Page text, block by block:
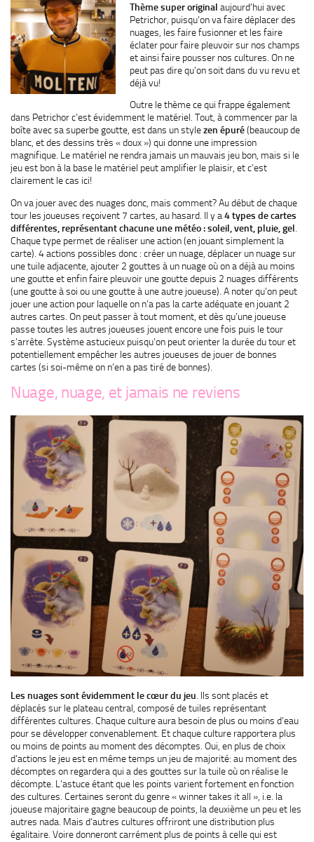
Thème super original aujourd’hui avec
Petrichor, puisqu’on va faire déplacer des
nuages, les faire fusionner et les faire
éclater pour faire pleuvoir sur nos champs
et ainsi faire pousser nos cultures. On ne
peut pas dire qu’on soit dans du vu revu et
déjà vu!
Outre le thème ce qui frappe également
dans Petrichor c’est évidemment le matériel. Tout, à commencer par la
boîte avec sa superbe goutte, est dans un stylezen épuré(beaucoup de
blanc, et des dessins très « doux ») qui donne une impression
magnifique. Le matériel ne rendra jamais un mauvais jeu bon, mais si le
jeu est bon à la base le matériel peut amplifier le plaisir, et c’est
clairement le cas ici!
On va jouer avec des nuages donc, mais comment? Au début de chaque
tour les joueuses reçoivent 7 cartes, au hasard. Il y a 4 types de cartes
différentes, représentant chacune une météo : soleil, vent, pluie, gel
Chaque type permet de réaliser une action (en jouant simplement la
carte). 4 actions possibles donc : créer un nuage, déplacer un nuage sur
une tuile adjacente, ajouter 2 gouttes à un nuage où on a déjà au moins
une goutte et enfin faire pleuvoir une goutte depuis 2 nuages différents
(une goutte à soi ou une goutte à une autre joueuse). A noter qu’on peut
jouer une action pour laquelle on n’a pas la carte adéquate en jouant 2
autres cartes. On peut passer à tout moment, et dès qu’une joueuse
passe toutes les autres joueuses jouent encore une fois puis le tour
s’arrête. Système astucieux puisqu’on peut orienter la durée du tour et
potentiellement empêcher les autres joueuses de jouer de bonnes
cartes (si soi-même on n’en a pas tiré de bonnes).
Nuage, nuage, et jamais ne reviens
Les nuages sont évidemment le cœur du jeu . Ils sont placés et
déplacés sur le plateau central, composé de tuiles représentant
différentes cultures. Chaque culture aura besoin de plus ou moins d’eau
pour se développer convenablement. Et chaque culture rapportera plus
ou moins de points au moment des décomptes. Oui, en plus de choix
d’actions le jeu est en même temps un jeu de majorité: au moment des
décomptes on regardera qui a des gouttes sur la tuile où on réalise le
décompte. L’astuce étant que les points varient fortement en fonction
des cultures. Certaines seront du genre « winner takes it all », i.e. la
joueuse majoritaire gagne beaucoup de points, la deuxième un peu et les
autres nada. Mais d’autres cultures offriront une distribution plus
égalitaire. Voire donneront carrément plus de points à celle qui est